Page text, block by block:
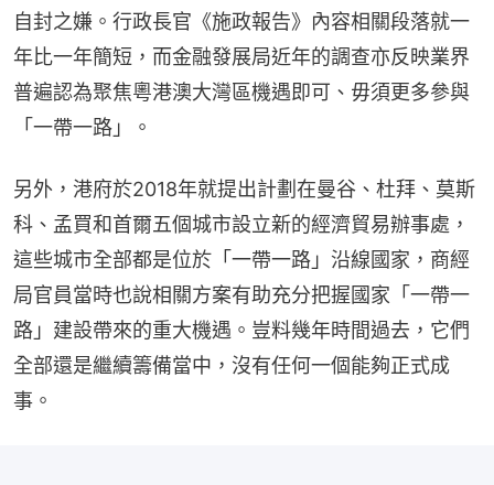
自封之嫌。行政長官《施政報告》內容相關段落就一
年比一年簡短，而金融發展局近年的調查亦反映業界
普遍認為聚焦粵港澳大灣區機遇即可、毋須更多參與
「一帶一路」。
另外，港府於2018年就提出計劃在曼谷、杜拜、莫斯
科、孟買和首爾五個城市設立新的經濟貿易辦事處，
這些城市全部都是位於「一帶一路」沿線國家，商經
局官員當時也說相關方案有助充分把握國家「一帶一
路」建設帶來的重大機遇。豈料幾年時間過去，它們
全部還是繼續籌備當中，沒有任何一個能夠正式成
事。